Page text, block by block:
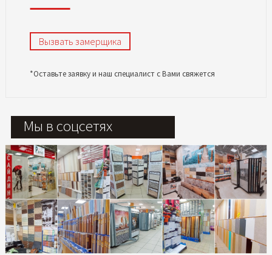
Вызвать замерщика
*Оставьте заявку и наш специалист с Вами свяжется
Мы в соцсетях